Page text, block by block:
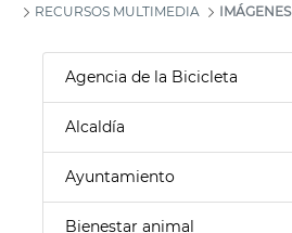
RECURSOS MULTIMEDIA
IMÁGENES
Agencia de la Bicicleta
Alcaldía
Ayuntamiento
Bienestar animal